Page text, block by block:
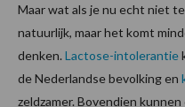
Maar wat als je nu echt niet
natuurlijk, maar het komt
denken. Lactose-intolerantie
de Nederlandse bevolking en
zeldzamer. Bovendien